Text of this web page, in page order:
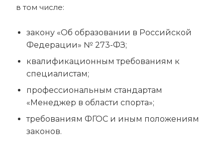
в том числе:
закону «Об образовании в Российской
Федерации» № 273-ФЗ;
квалификационным требованиям к
специалистам;
профессиональным стандартам
«Менеджер в области спорта»;
требованиям ФГОС и иным положениям
законов.